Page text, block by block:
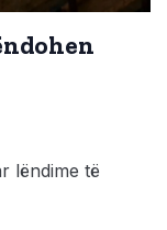
lëndime të